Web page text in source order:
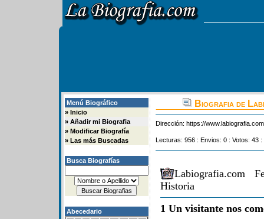
Menú Biográfico
» Inicio
» Añadir mi Biografia
» Modificar Biografía
» Las más Buscadas
Busca Biografías
Abecedario
Biografia de
Dirección: https://
Lecturas: 956 : Envios: 0 : Votos: 43
Labiografia.com
Historia
1 Un visitante nos